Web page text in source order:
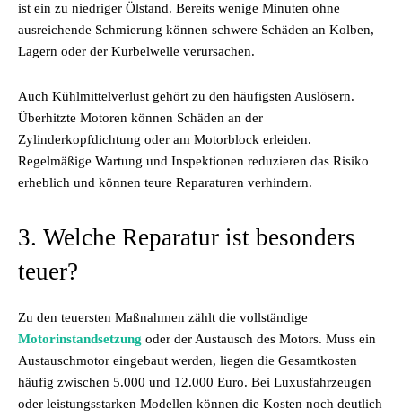
ist ein zu niedriger Ölstand. Bereits wenige Minuten ohne
ausreichende Schmierung können schwere Schäden an Kolben,
Lagern oder der Kurbelwelle verursachen.
Auch Kühlmittelverlust gehört zu den häufigsten Auslösern.
Überhitzte Motoren können Schäden an der
Zylinderkopfdichtung oder am Motorblock erleiden.
Regelmäßige Wartung und Inspektionen reduzieren das Risiko
erheblich und können teure Reparaturen verhindern.
3. Welche Reparatur ist besonders
teuer?
Zu den teuersten Maßnahmen zählt die vollständige
Motorinstandsetzung oder der Austausch des Motors. Muss ein
Austauschmotor eingebaut werden, liegen die Gesamtkosten
häufig zwischen 5.000 und 12.000 Euro. Bei Luxusfahrzeugen
oder leistungsstarken Modellen können die Kosten noch deutlich